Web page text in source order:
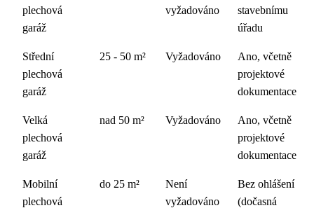
plechová
garáž
vyžadováno
stavebnímu
úřadu
Střední
plechová
garáž
25 - 50 m² Vyžadováno
Ano, včetně
projektové
dokumentace
Velká
plechová
garáž
nad 50 m² Vyžadováno
Ano, včetně
projektové
dokumentace
Mobilní
plechová
do 25 m²
Není
vyžadováno
Bez ohlášení
(dočasná